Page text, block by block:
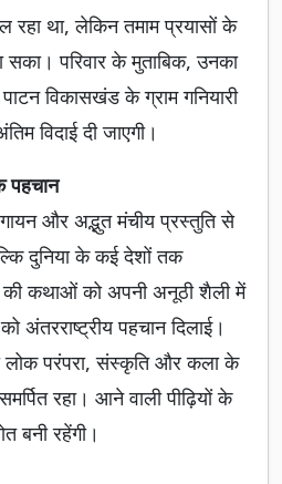
रहा था, लेकिन तमाम प्रयासों के
सका। परिवार के मुताबिक, उनका
विकासखंड के ग्राम गनियारी
विदाई दी जाएगी।
पहचान
और अद्भुत मंचीय प्रस्तुति से
दुनिया के कई देशों तक
की कथाओं को अपनी अनूठी शैली में
पहचान दिलाई।
लोक परंपरा, संस्कृति और कला के
रहा। आने वाली पीढ़ियों के
बनी रहेंगी।